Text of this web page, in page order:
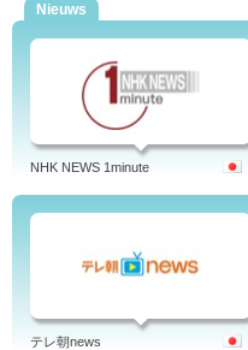
Nieuws
NHK NEWS 1minute
テレ朝news